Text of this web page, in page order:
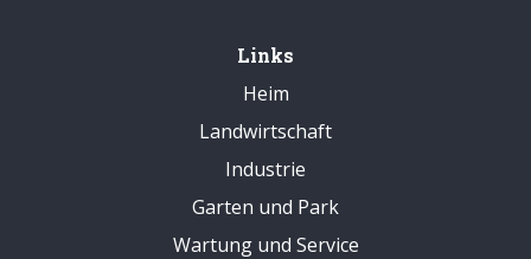
Links
Heim
Landwirtschaft
Industrie
Garten und Park
Wartung und Service